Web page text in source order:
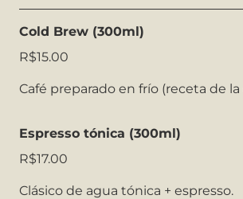
Cold Brew (300ml)
R$15.00
Café preparado en frío (receta de la
Espresso tónica (300ml)
R$17.00
Clásico de agua tónica + espresso.